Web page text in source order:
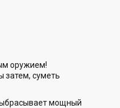
оружием!
затем, суметь
мощный